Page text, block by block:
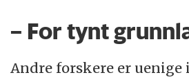
– For tynt
Andre forskere er uenige